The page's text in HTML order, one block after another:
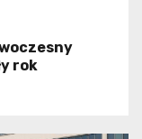
rok